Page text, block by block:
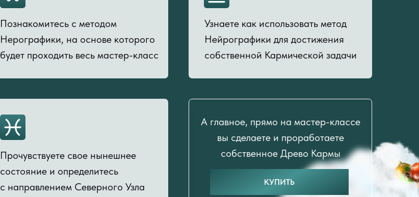
Познакомитесь с методом
Нерографики, на основе которого
будет проходить весь мастер-класс
Узнаете как использовать метод
Нейрографики для достижения
собственной Кармической задачи
Прочувствуете свое нынешнее
состояние и определитесь
с направлением Северного Узла
А главное, прямо на мастер-классе
вы сделаете и проработаете
собственное Древо Кармы
КУПИТЬ